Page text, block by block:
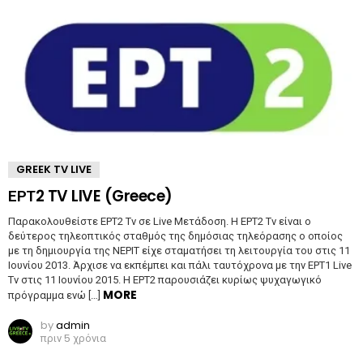
GREEK TV LIVE
ΕΡΤ2 TV LIVE (Greece)
Παρακολουθείστε ΕΡΤ2 Tv σε Live Μετάδοση. Η ΕΡΤ2 Tv είναι ο
δεύτερος τηλεοπτικός σταθμός της δημόσιας τηλεόρασης ο οποίος
με τη δημιουργία της ΝΕΡΙΤ είχε σταματήσει τη λειτουργία του στις 11
Ιουνίου 2013. Άρχισε να εκπέμπει και πάλι ταυτόχρονα με την ΕΡΤ1 Live
Tv στις 11 Ιουνίου 2015. Η ΕΡΤ2 παρουσιάζει κυρίως ψυχαγωγικό
πρόγραμμα ενώ […] MORE
byadmin
πριν 5 χρόνια